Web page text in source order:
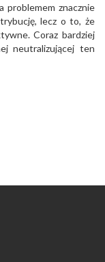
problemem znacznie
lecz o to, że
Coraz bardziej
neutralizującej ten